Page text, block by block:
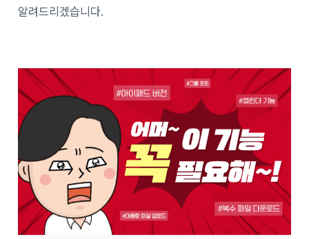
알려드리겠습니다.